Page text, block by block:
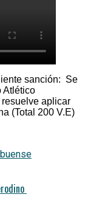
sanción: Se
Atlético
aplicar
(Total 200 V.E)